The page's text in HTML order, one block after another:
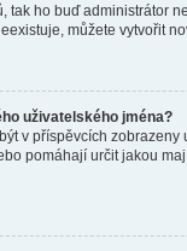
tak ho buď administrátor
můžete vytvořit
uživatelského jména?
v příspěvcích
pomáhají určit jakou